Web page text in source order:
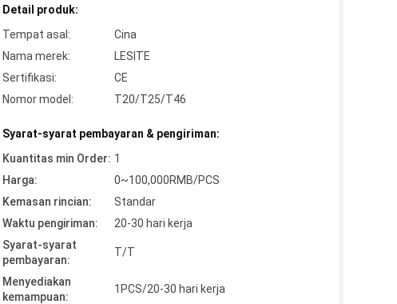
Detail produk:
Tempat asal:
Cina
Nama merek:
LESITE
Sertifikasi:
CE
Nomor model:
T20/T25/T46
Syarat-syarat pembayaran & pengiriman:
Kuantitas min Order: 1
Harga:
0~100,000RMB/PCS
Kemasan rincian:
Standar
Waktu pengiriman:
20-30 hari kerja
Syarat-syarat
pembayaran:
T/T
Menyediakan
kemampuan:
1PCS/20-30 hari kerja